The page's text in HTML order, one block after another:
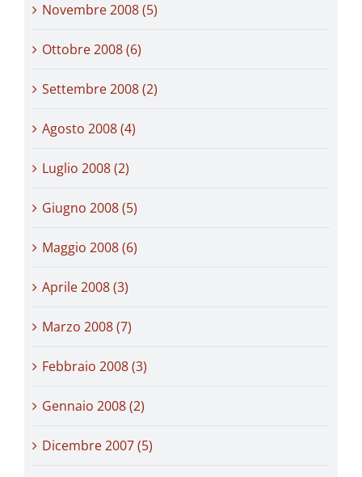
Novembre 2008 (5)
Ottobre 2008 (6)
Settembre 2008 (2)
Agosto 2008 (4)
Luglio 2008 (2)
Giugno 2008 (5)
Maggio 2008 (6)
Aprile 2008 (3)
Marzo 2008 (7)
Febbraio 2008 (3)
Gennaio 2008 (2)
Dicembre 2007 (5)